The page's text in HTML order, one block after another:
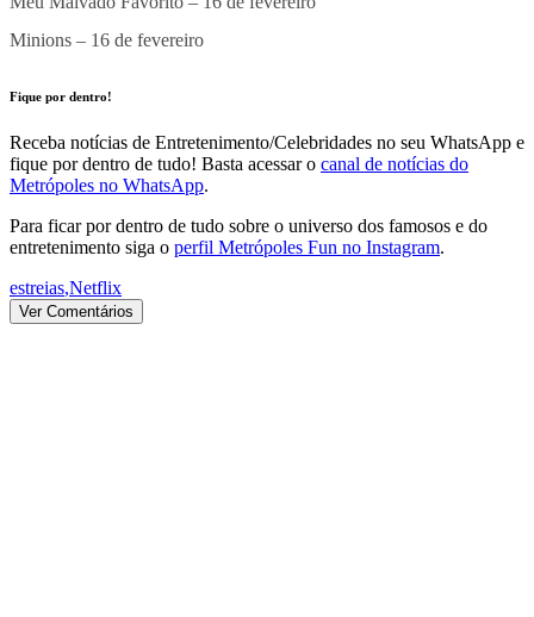
Minions – 16 de fevereiro
Fique por dentro!
Receba notícias de Entretenimento/Celebridades no seu WhatsApp e
fique por dentro de tudo! Basta acessar o canal de notícias do
Metrópoles no WhatsApp.
Para ficar por dentro de tudo sobre o universo dos famosos e do
entretenimento siga o perfil Metrópoles Fun no Instagram.
estreias,Netflix
Ver Comentários